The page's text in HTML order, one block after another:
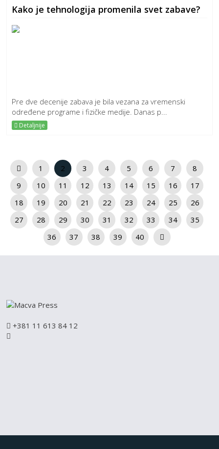
Kako je tehnologija promenila svet zabave?
Pre dve decenije zabava je bila vezana za vremenski
određene programe i fizičke medije. Danas p...
Detaljnije
1 2 3 4 5 6 7
8
9
10 11 12 13 14 15 16
17
18
19 20 21 22 23 24 25
26
27
28 29 30 31 32 33 34
35
36
37 38 39 40
+381 11 613 84 12